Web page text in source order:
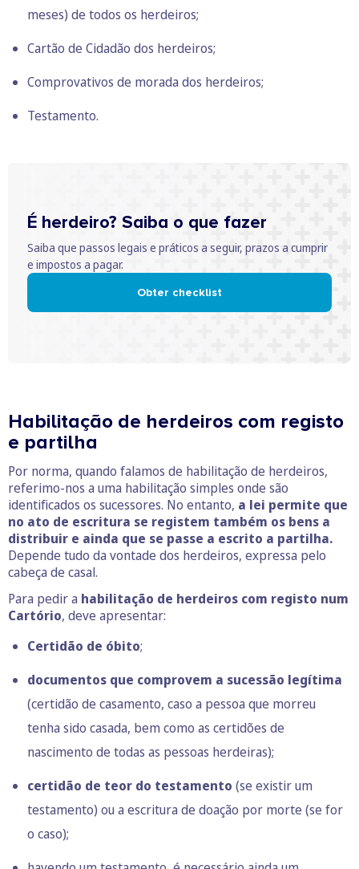
meses) de todos os herdeiros;
Cartão de Cidadão dos herdeiros;
Comprovativos de morada dos herdeiros;
Testamento.
É herdeiro? Saiba o que fazer
Saiba que passos legais e práticos a seguir, prazos a cumprir
e impostos a pagar.
Obter checklist
Habilitação de herdeiros com registo
e partilha
Por norma, quando falamos de habilitação de herdeiros,
referimo-nos a uma habilitação simples onde são
identificados os sucessores. No entanto, a lei permite que
no ato de escritura se registem também os bens a
distribuir e ainda que se passe a escrito a partilha.
Depende tudo da vontade dos herdeiros, expressa pelo
cabeça de casal.
Para pedir a habilitação de herdeiros com registo num
Cartório, deve apresentar:
Certidão de óbito;
documentos que comprovem a sucessão legítima
(certidão de casamento, caso a pessoa que morreu
tenha sido casada, bem como as certidões de
nascimento de todas as pessoas herdeiras);
certidão de teor do testamento (se existir um
testamento) ou a escritura de doação por morte (se for
o caso);